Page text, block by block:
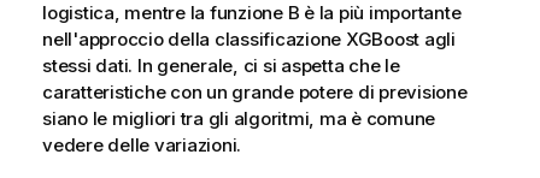
logistica, mentre la funzione B è la più importante
nell'approccio della classificazione XGBoost agli
stessi dati. In generale, ci si aspetta che le
caratteristiche con un grande potere di previsione
siano le migliori tra gli algoritmi, ma è comune
vedere delle variazioni.